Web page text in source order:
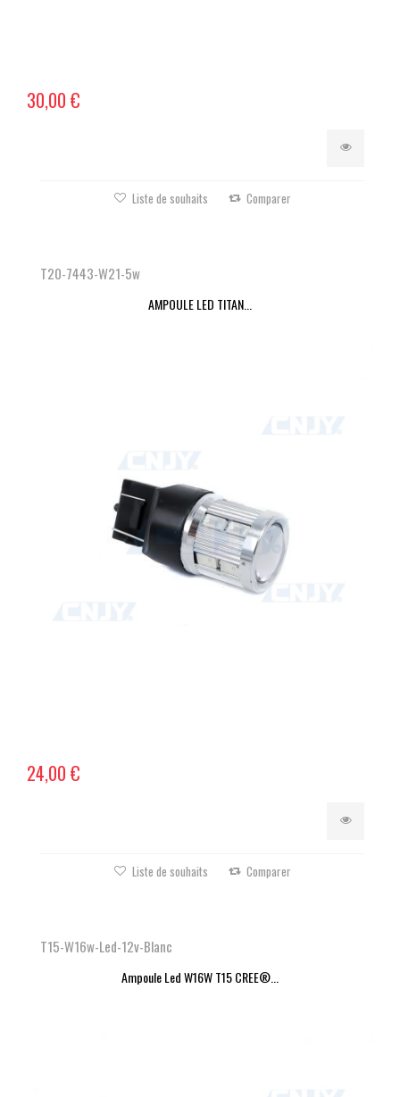
30,00 €
Liste de souhaits Comparer
T20-7443-W21-5w
AMPOULE LED TITAN...
24,00 €
Liste de souhaits Comparer
T15-W16w-Led-12v-Blanc
Ampoule Led W16W T15 CREE®...